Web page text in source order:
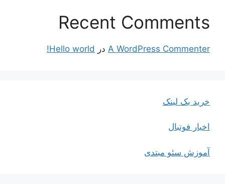
Recent Comments
A WordPress Commenter در Hello world!
خرید بک لینک
اخبار فوتبال
آموزش سئو مبتدی